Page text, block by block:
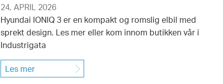
24, APRIL 2026
Hyundai IONIQ 3 er en kompakt og romslig elbil med
sprekt design. Les mer eller kom innom butikken vår i
Industrigata
Les mer